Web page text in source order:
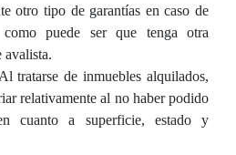
otro tipo de garantías en caso de
como puede ser que tenga otra
avalista.
tratarse de inmuebles alquilados,
relativamente al no haber podido
cuanto a superficie, estado y